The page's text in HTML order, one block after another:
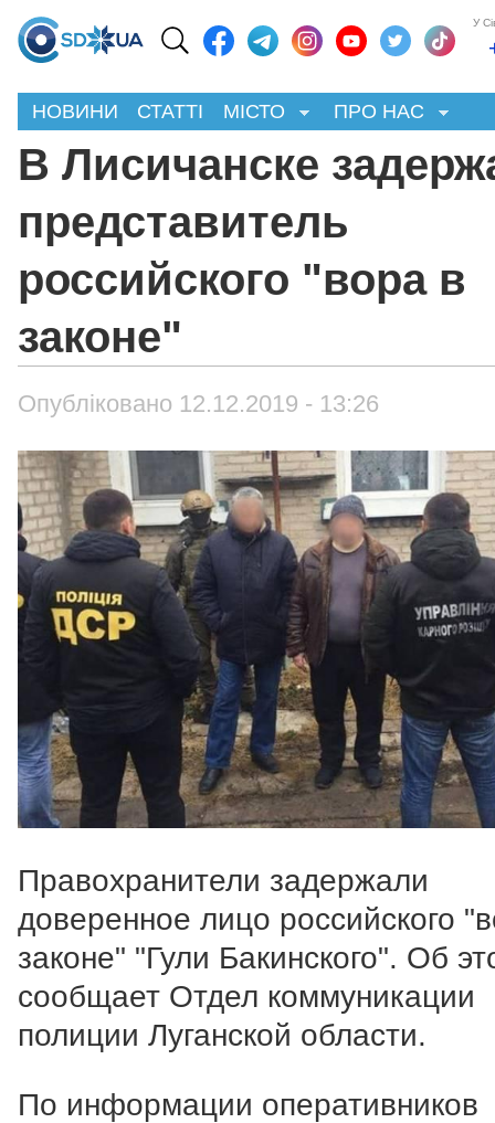
У
НОВИНИ СТАТТІ МІСТО ПРО НАС
В Лисичанске
представитель
российского "вора в
законе"
Опубліковано 12.12.2019 - 13:26
Правохранители задержали
доверенное лицо российского
законе" "Гули Бакинского". Об
сообщает Отдел коммуникации
полиции Луганской области.
По информации оперативников